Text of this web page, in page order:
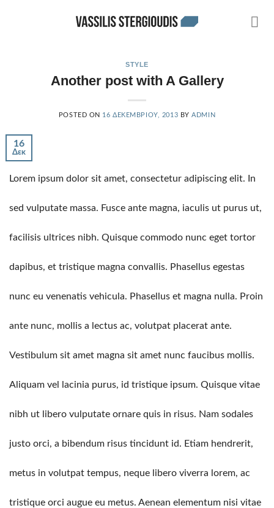
STYLE
Another post with A Gallery
POSTED ON 16 ΔΕΚΕΜΒΡΊΟΥ, 2013 BYADMIN
16
Δεκ
Lorem ipsum dolor sit amet, consectetur adipiscing elit. In
sed vulputate massa. Fusce ante magna, iaculis ut purus ut,
facilisis ultrices nibh. Quisque commodo nunc eget tortor
dapibus, et tristique magna convallis. Phasellus egestas
nunc eu venenatis vehicula. Phasellus et magna nulla. Proin
ante nunc, mollis a lectus ac, volutpat placerat ante.
Vestibulum sit amet magna sit amet nunc faucibus mollis.
Aliquam vel lacinia purus, id tristique ipsum. Quisque vitae
nibh ut libero vulputate ornare quis in risus. Nam sodales
justo orci, a bibendum risus tincidunt id. Etiam hendrerit,
metus in volutpat tempus, neque libero viverra lorem, ac
tristique orci augue eu metus. Aenean elementum nisi vitae